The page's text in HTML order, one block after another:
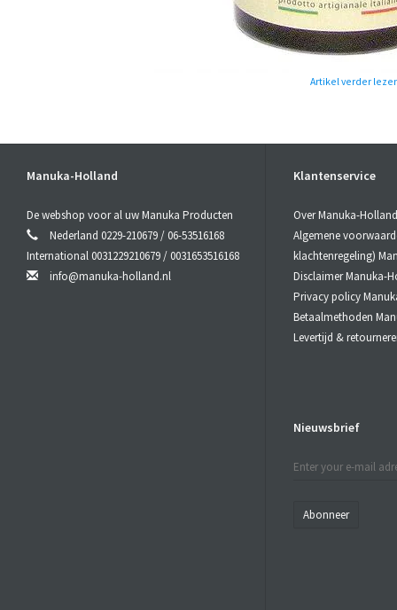
Artikel verder
Manuka-Holland
De webshop voor al uw Manuka Producten
Nederland 0229-210679 / 06-53516168
International 0031229210679 / 0031653516168
info@manuka-holland.nl
Klantenservice
Over Manuka-Holland
Algemene
klachtenregeling)
Disclaimer Manuka-
Privacy policy
Betaalmethoden
Levertijd &
Nieuwsbrief
Abonneer